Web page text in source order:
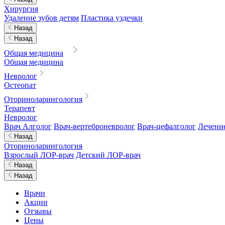
Хирургия
Удаление зубов детям Пластика уздечки
Назад
Назад
Общая медицина
Общая медицина
Невролог
Остеопат
Оториноларингология
Терапевт
Невролог
Врач Алголог Врач-вертеброневролог Врач-цефалголог
Назад
Оториноларингология
Взрослый ЛОР-врач Детский ЛОР-врач
Назад
Назад
Врачи
Акции
Отзывы
Цены